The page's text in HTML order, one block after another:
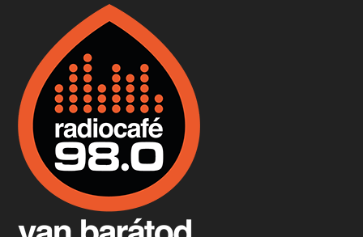
Boston, teadélután, bab és homár
Apr 9, 2026 • 00:37:17
Fermentáljunk, a testünk meghálálja!
Apr 3, 2026 • 00:36:07